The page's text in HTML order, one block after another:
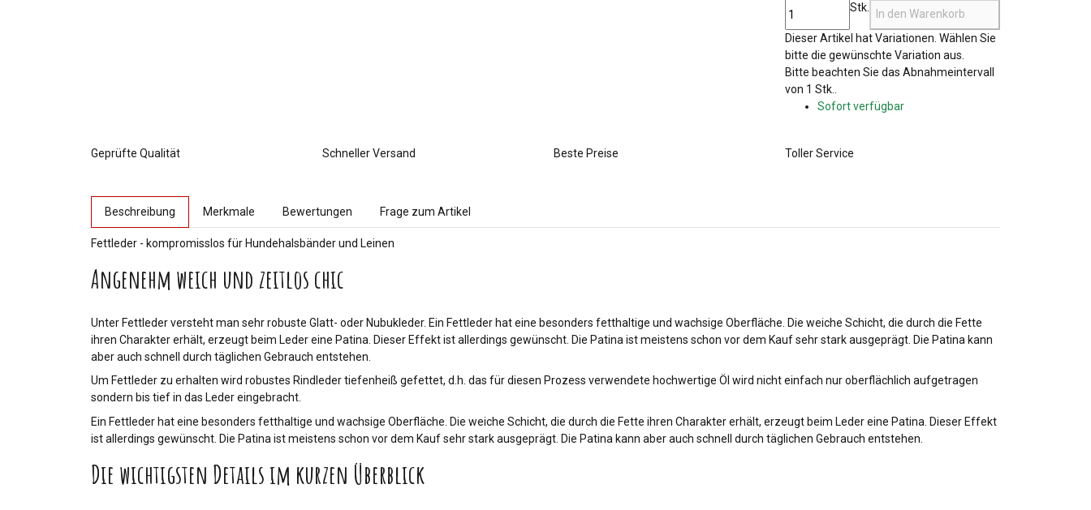
Stk.
In den Warenkorb
xDieser Artikel hat Variationen. Wählen Sie
bitte die gewünschte Variation aus.
xBitte beachten Sie das Abnahmeintervall
von 1 Stk..
Sofort verfügbar
Geprüfte Qualität Schneller Versand Beste Preise Toller Service
Beschreibung Merkmale Bewertungen Frage zum Artikel
Fettleder - kompromisslos für Hundehalsbänder und Leinen
Angenehm weich und zeitlos chic
Unter Fettleder versteht man sehr robuste Glatt- oder Nubukleder. Ein Fettleder hat eine besonders fetthaltige und wachsige Oberfläche. Die weiche Schicht, die durch die Fette
ihren Charakter erhält, erzeugt beim Leder eine Patina. Dieser Effekt ist allerdings gewünscht. Die Patina ist meistens schon vor dem Kauf sehr stark ausgeprägt. Die Patina kann
aber auch schnell durch täglichen Gebrauch entstehen.
Um Fettleder zu erhalten wird robustes Rindleder tiefenheiß gefettet, d.h. das für diesen Prozess verwendete hochwertige Öl wird nicht einfach nur oberflächlich aufgetragen
sondern bis tief in das Leder eingebracht.
Ein Fettleder hat eine besonders fetthaltige und wachsige Oberfläche. Die weiche Schicht, die durch die Fette ihren Charakter erhält, erzeugt beim Leder eine Patina. Dieser Effekt
ist allerdings gewünscht. Die Patina ist meistens schon vor dem Kauf sehr stark ausgeprägt. Die Patina kann aber auch schnell durch täglichen Gebrauch entstehen.
Die wichtigsten Details im kurzen Überblick